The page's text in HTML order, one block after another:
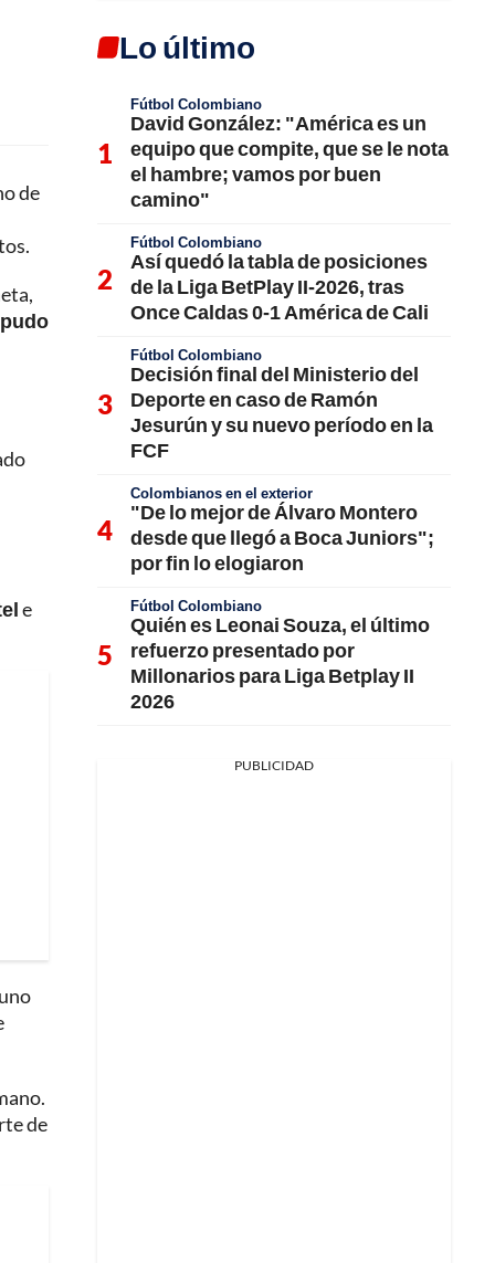
de
pudo
e
uno
de
Lo último
Fútbol Colombiano
David González: "América es un
equipo que compite, que se le nota
el hambre; vamos por buen
camino"
Fútbol Colombiano
Así quedó la tabla de posiciones
de la Liga BetPlay II-2026, tras
Once Caldas 0-1 América de Cali
Fútbol Colombiano
Decisión final del Ministerio del
Deporte en caso de Ramón
Jesurún y su nuevo período en la
FCF
Colombianos en el exterior
"De lo mejor de Álvaro Montero
desde que llegó a Boca Juniors";
por fin lo elogiaron
Fútbol Colombiano
Quién es Leonai Souza, el último
refuerzo presentado por
Millonarios para Liga Betplay II
2026
PUBLICIDAD